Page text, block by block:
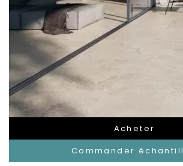
Acheter
Commander